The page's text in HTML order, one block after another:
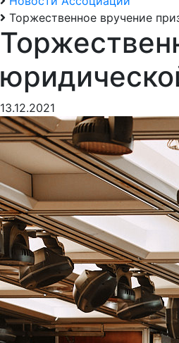
Торжественное вручение
13.12.2021